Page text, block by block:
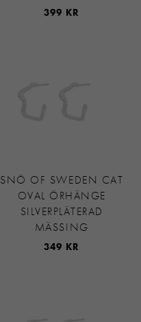
399 KR
SNÖ OF SWEDEN CAT
OVAL ÖRHÄNGE
SILVERPLÄTERAD
MÄSSING
349 KR